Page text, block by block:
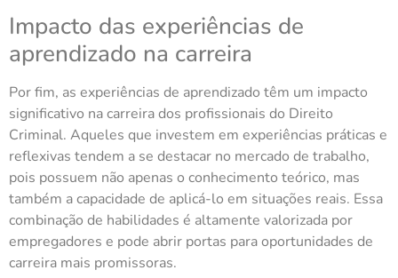
Impacto das experiências de
aprendizado na carreira
Por fim, as experiências de aprendizado têm um impacto
significativo na carreira dos profissionais do Direito
Criminal. Aqueles que investem em experiências práticas e
reflexivas tendem a se destacar no mercado de trabalho,
pois possuem não apenas o conhecimento teórico, mas
também a capacidade de aplicá-lo em situações reais. Essa
combinação de habilidades é altamente valorizada por
empregadores e pode abrir portas para oportunidades de
carreira mais promissoras.